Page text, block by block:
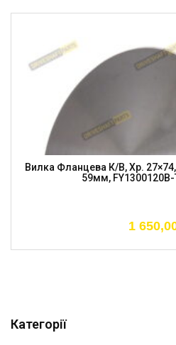
Категорії
Вилка Фланцева К/в, Хр.
59мм, FY1300120B-
1